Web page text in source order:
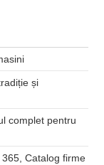
și
complet pentru
Catalog firme